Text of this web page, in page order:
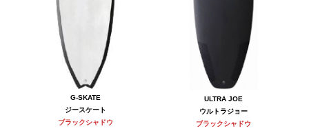
G-SKATE
ジースケート
ブラックシャドウ
ULTRA JOE
ウルトラジョー
ブラックシャドウ